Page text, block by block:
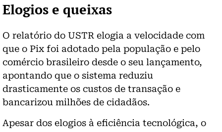
Elogios e queixas
O relatório do USTR elogia a velocidade com
que o Pix foi adotado pela população e pelo
comércio brasileiro desde o seu lançamento,
apontando que o sistema reduziu
drasticamente os custos de transação e
bancarizou milhões de cidadãos.
Apesar dos elogios à eficiência tecnológica, o